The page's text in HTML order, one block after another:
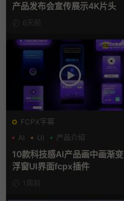
产品发布会宣传展示4K片头
6天前
FCPX字幕
AI
UI 产品介绍
10款科技感AI产品画中画渐变
浮窗UI界面fcpx插件
1周前